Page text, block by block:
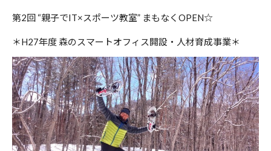
第2回 “親子でIT×スポーツ教室” まもなくOPEN☆
＊H27年度 森のスマートオフィス開設・人材育成事業＊